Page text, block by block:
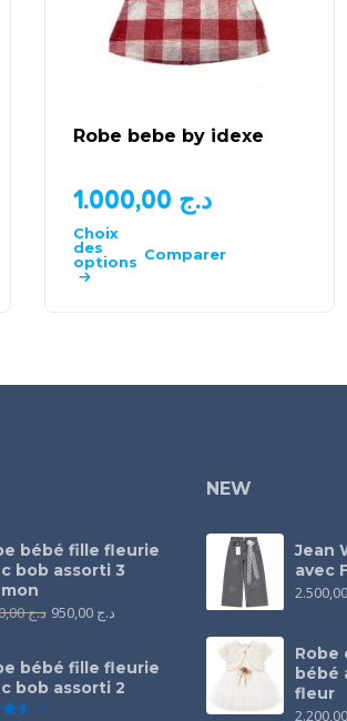
Robe bebe by idexe
د.ج
Choix
des
options Comparer
bébé fille fleurie
bob assorti 3
د.ج1.300,00 د.ج 950,00
bébé fille fleurie
bob assorti 2
NEW
Jean
avec
Robe
bébé
fleur